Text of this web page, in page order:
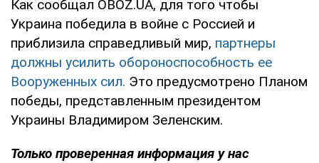
Как сообщал OBOZ.UA, для того чтобы
Украина победила в войне с Россией и
приблизила справедливый мир, партнеры
должны усилить обороноспособность ее
Вооруженных сил. Это предусмотрено Планом
победы, представленным президентом
Украины Владимиром Зеленским.
Только проверенная информация у нас